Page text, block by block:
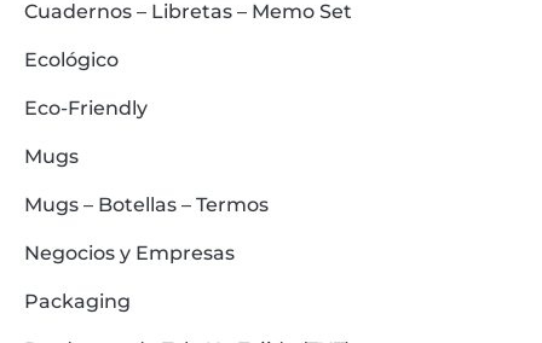
Cuadernos – Libretas – Memo Set
Ecológico
Eco-Friendly
Mugs
Mugs – Botellas – Termos
Negocios y Empresas
Packaging